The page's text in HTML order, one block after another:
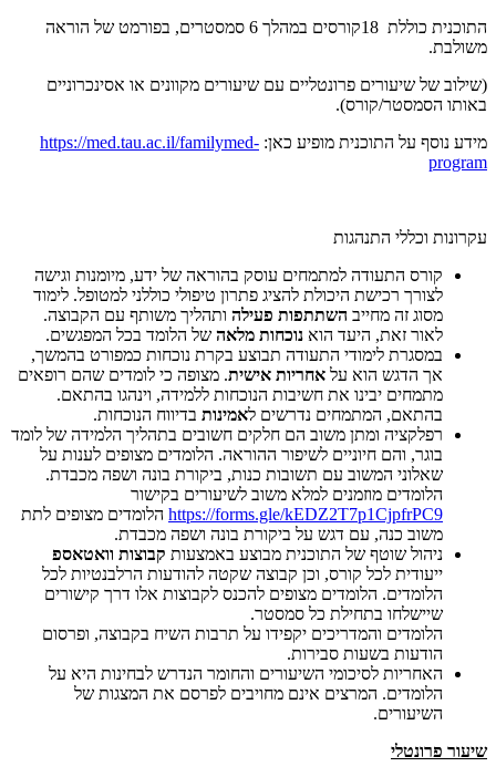
התוכנית כוללת 18קורסים במהלך 6 סמסטרים, בפורמט של הוראה
משולבת.
(שילוב של שיעורים פרונטליים עם שיעורים מקוונים או אסינכרוניים
באותו הסמסטר/קורס).
מידע נוסף על התוכנית מופיע כאן: https://med.tau.ac.il/familymed-
program
עקרונות וכללי התנהגות
קורס התעודה למתמחים עוסק בהוראה של ידע, מיומנות וגישה
לצורך רכישת היכולת להציג פתרון טיפולי כוללני למטופל. לימוד
מסוג זה מחייב השתתפות פעילה ותהליך משותף עם הקבוצה.
לאור זאת, היעד הוא נוכחות מלאה של הלומד בכל המפגשים.
במסגרת לימודי התעודה תבוצע בקרת נוכחות כמפורט בהמשך,
אך הדגש הוא על אחריות אישית. מצופה כי לומדים שהם רופאים
מתמחים יבינו את חשיבות הנוכחות ללמידה, וינהגו בהתאם.
בהתאם, המתמחים נדרשים לאמינות בדיווח הנוכחות.
רפלקציה ומתן משוב הם חלקים חשובים בתהליך הלמידה של לומד
בוגר, והם חיוניים לשיפור ההוראה. הלומדים מצופים לענות על
שאלוני המשוב עם תשובות כנות, ביקורת בונה ושפה מכבדת.
הלומדים מוזמנים למלא משוב לשיעורים בקישור
https://forms.gle/kEDZ2T7p1CjpfrPC9 הלומדים מצופים לתת
משוב כנה, עם דגש על ביקורת בונה ושפה מכבדת.
ניהול שוטף של התוכנית מבוצע באמצעות קבוצות וואטאספ
ייעודית לכל קורס, וכן קבוצה שקטה להודעות הרלבנטיות לכל
הלומדים. הלומדים מצופים להכנס לקבוצות אלו דרך קישורים
שיישלחו בתחילת כל סמסטר.
הלומדים והמדריכים יקפידו על תרבות השיח בקבוצה, ופרסום
הודעות בשעות סבירות.
האחריות לסיכומי השיעורים והחומר הנדרש לבחינות היא על
הלומדים. המרצים אינם מחויבים לפרסם את המצגות של
השיעורים.
שיעור פרונטלי